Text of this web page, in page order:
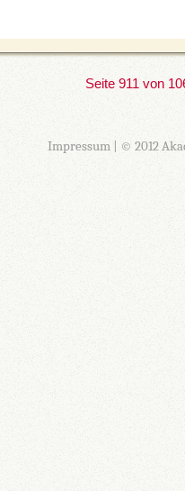
Seite 911 von
Impressum| © 2012